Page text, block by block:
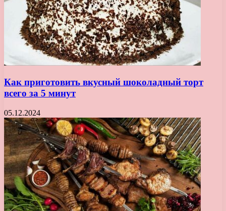
Как приготовить вкусный шоколадный торт
всего за 5 минут
05.12.2024